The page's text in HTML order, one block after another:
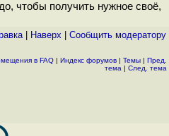
чтобы получить нужное своё,
| Наверх Cообщить модератору
в FAQ | Индекс форумов | Темы | Пред.
тема | След. тема